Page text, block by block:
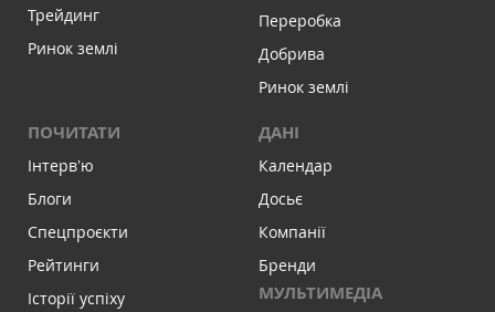
Трейдинг
Ринок землі
Переробка
Добрива
Ринок землі
ПОЧИТАТИ
Інтервʼю
Блоги
Спецпроєкти
Рейтинги
Історії успіху
ДАНІ
Календар
Досьє
Компанії
Бренди
МУЛЬТИМЕДІА